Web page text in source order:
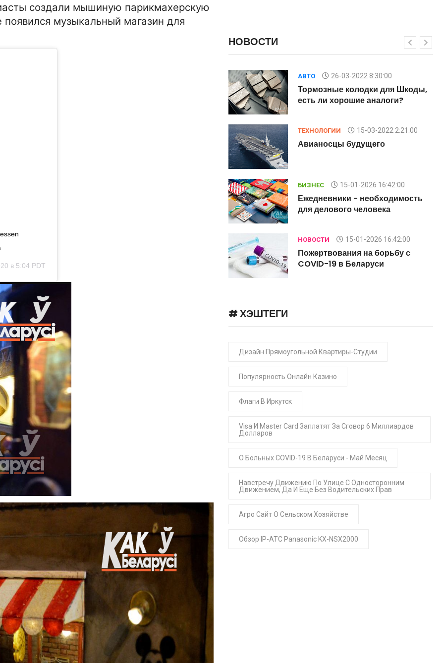
создали мышиную парикмахерскую
музыкальный магазин для
в 5:04 PDT
НОВОСТИ
АВТО 26-03-2022 8:30:00
Тормозные колодки для Шкоды,
есть ли хорошие аналоги?
ТЕХНОЛОГИИ 15-03-2022 2:21:00
Авианосцы будущего
БИЗНЕС 15-01-2026 16:42:00
Ежедневники - необходимость
для делового человека
НОВОСТИ 15-01-2026 16:42:00
Пожертвования на борьбу с
COVID-19 в Беларуси
# ХЭШТЕГИ
Дизайн Прямоугольной Квартиры-Студии
Популярность Онлайн Казино
Флаги В Иркутск
Visa И Master Card Заплатят За Сговор 6 Миллиардов
Долларов
О Больных COVID-19 В Беларуси - Май Месяц
Навстречу Движению По Улице С Односторонним
Движением, Да И Еще Без Водительских Прав
Агро Сайт О Сельском Хозяйстве
Обзор IP-АТС Panasonic KX-NSX2000